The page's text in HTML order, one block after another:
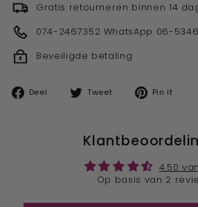
Gratis retourneren binnen 14
074-2467352 WhatsApp 06-
Beveiligde betaling
Deel
Deel
Tweet
Tweet Pin it
4.50
Op basis van 2